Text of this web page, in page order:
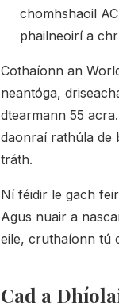
chomhshaoil
phailneoirí a
Cothaíonn an
neantóga,
dtearmann 55
daonraí rathúla de
tráth.
Ní féidir le gach
Agus nuair a
eile, cruthaíonn tú
Cad a